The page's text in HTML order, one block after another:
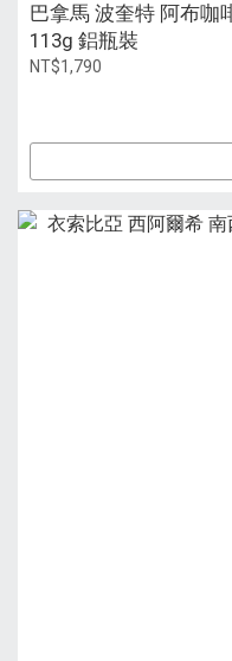
巴拿馬 波奎特 阿布咖
113g 鋁瓶裝
NT$1,790